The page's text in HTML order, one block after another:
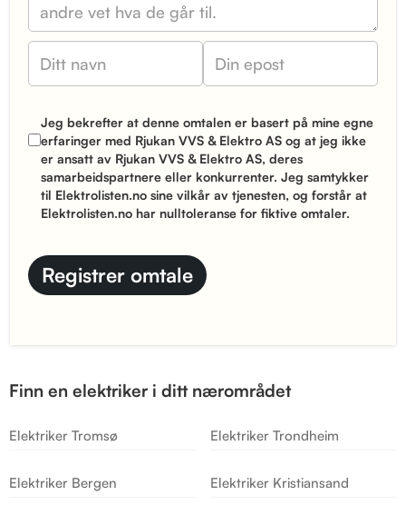
Jeg bekrefter at denne omtalen er basert på mine egne
erfaringer med Rjukan VVS & Elektro AS og at jeg ikke
er ansatt av Rjukan VVS & Elektro AS, deres
samarbeidspartnere eller konkurrenter. Jeg samtykker
til Elektrolisten.no sinevilkår av tjenesten, og forstår at
Elektrolisten.no har nulltoleranse for fiktive omtaler.
Finn en elektriker i ditt nærområdet
Elektriker Tromsø Elektriker Trondheim
Elektriker Bergen Elektriker Kristiansand